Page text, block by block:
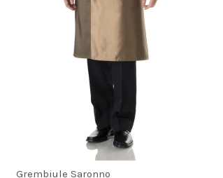
Grembiule Saronno